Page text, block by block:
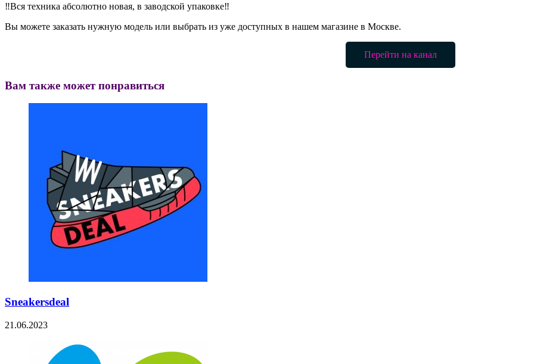
‼️Вся техника абсолютно новая, в заводской упаковке‼️
Вы можете заказать нужную модель или выбрать из уже доступных в нашем магазине в Москве.
Перейти на канал
Вам также может понравиться
Sneakersdeal
21.06.2023